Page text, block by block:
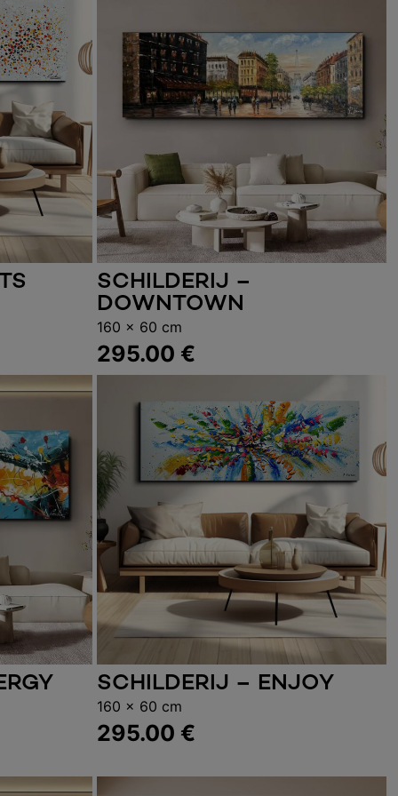
Toevoegen aan winkelwagen
SCHILDERIJ –
DOWNTOWN
295.00 €
160 x 60 cm
Toevoegen aan winkelwagen
SCHILDERIJ – ENJOY
295.00 €
160 x 60 cm